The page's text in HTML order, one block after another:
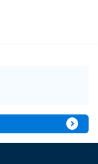
expand_circle_right